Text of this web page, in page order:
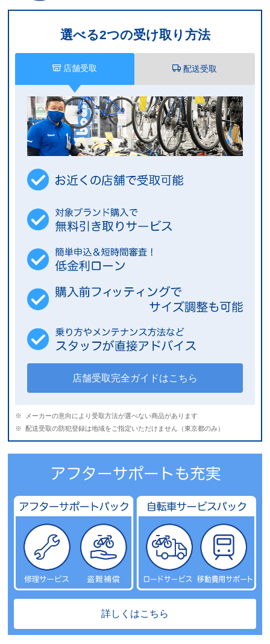
選べる2つの受け取り方法
店舗受取 配送受取
店舗受取完全ガイドはこちら
メーカーの意向により受取方法が選べない商品があります
配送受取の防犯登録は地域をご指定いただけません（東京都のみ）
詳しくはこちら